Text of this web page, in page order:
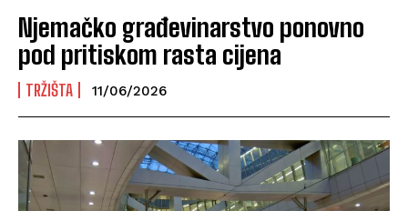
Njemačko građevinarstvo ponovno
pod pritiskom rasta cijena
TRŽIŠTA 11/06/2026